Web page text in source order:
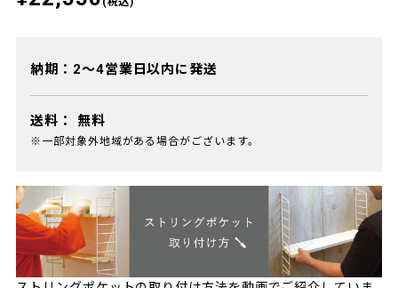
納期：2～4営業日以内に発送
送料： 無料
※一部対象外地域がある場合がございます。